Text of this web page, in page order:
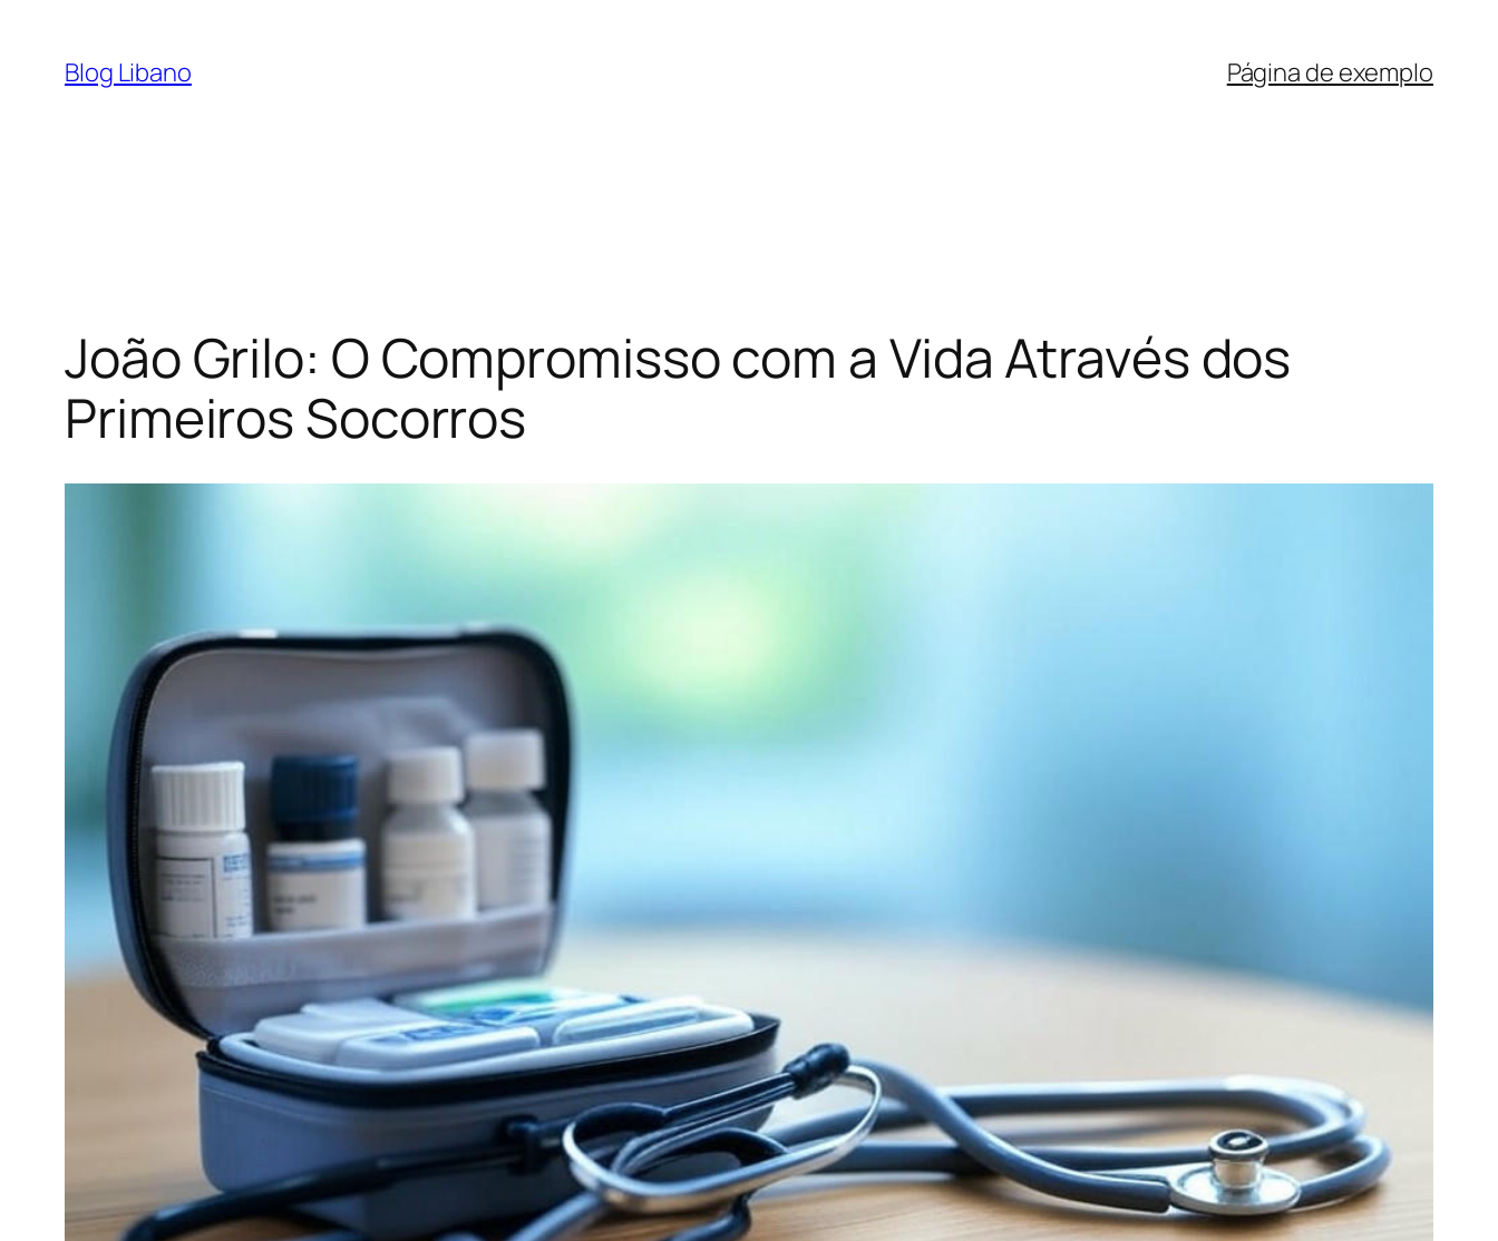
Blog Libano Página de exemplo
João Grilo: O Compromisso com a Vida Através dos
Primeiros Socorros